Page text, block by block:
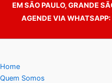
EM SÃO PAULO, GRANDE
AGENDE VIA WHATSAPP:
Home
Quem Somos